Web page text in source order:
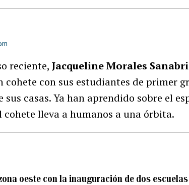
reciente,Jacqueline Morales
con sus estudiantes de primer
casas. Ya han aprendido sobre el
lleva a humanos a una órbita.
oeste con la inauguración de dos